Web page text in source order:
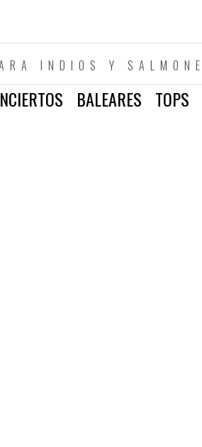
INDIOS Y
BALEARES TOPS